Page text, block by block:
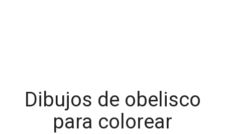
Dibujos de obelisco
para colorear